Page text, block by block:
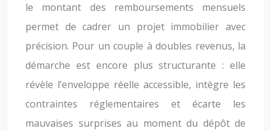
le montant des remboursements mensuels
permet de cadrer un projet immobilier avec
précision. Pour un couple à doubles revenus, la
démarche est encore plus structurante : elle
révèle l’enveloppe réelle accessible, intègre les
contraintes réglementaires et écarte les
mauvaises surprises au moment du dépôt de